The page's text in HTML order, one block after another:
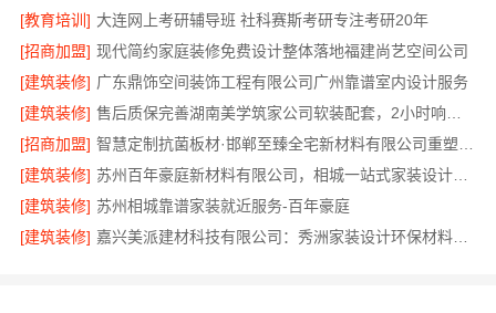
[教育培训] 大连网上考研辅导班 社科赛斯考研专注考研20年
[招商加盟] 现代简约家庭装修免费设计整体落地福建尚艺空间公司
[建筑装修] 广东鼎饰空间装饰工程有限公司广州靠谱室内设计服务
[建筑装修]
[招商加盟]
[建筑装修]
苏州百年豪庭新材料有限公司，相城一站式家装设计多少钱拎包入住
[建筑装修] 苏州相城靠谱家装就近服务-百年豪庭
[建筑装修]
嘉兴美派建材科技有限公司：秀洲家装设计环保材料推荐